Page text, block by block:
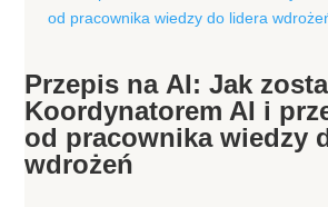
Przepis na AI: Jak
Koordynatorem AI i
od pracownika wiedzy
wdrożeń